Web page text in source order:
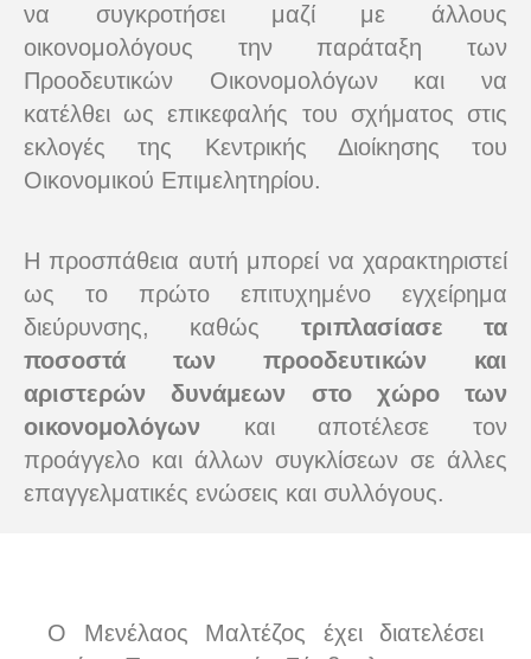
να συγκροτήσει μαζί με άλλους
οικονομολόγους την παράταξη των
Προοδευτικών Οικονομολόγων και να
κατέλθει ως επικεφαλής του σχήματος στις
εκλογές της Κεντρικής Διοίκησης του
Οικονομικού Επιμελητηρίου.
Η προσπάθεια αυτή μπορεί να χαρακτηριστεί
ως το πρώτο επιτυχημένο εγχείρημα
διεύρυνσης, καθώς τριπλασίασε τα
ποσοστά των προοδευτικών και
αριστερών δυνάμεων στο χώρο των
οικονομολόγων και αποτέλεσε τον
προάγγελο και άλλων συγκλίσεων σε άλλες
επαγγελματικές ενώσεις και συλλόγους.
Ο Μενέλαος Μαλτέζος έχει διατελέσει